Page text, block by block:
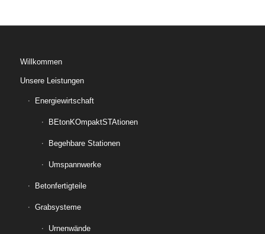
Willkommen
Unsere Leistungen
Energiewirtschaft
BEtonKOmpaktSTAtionen
Begehbare Stationen
Umspannwerke
Betonfertigteile
Grabsysteme
Urnenwände